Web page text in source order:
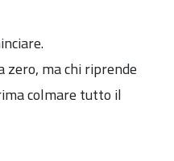
zero, ma chi riprende
colmare tutto il